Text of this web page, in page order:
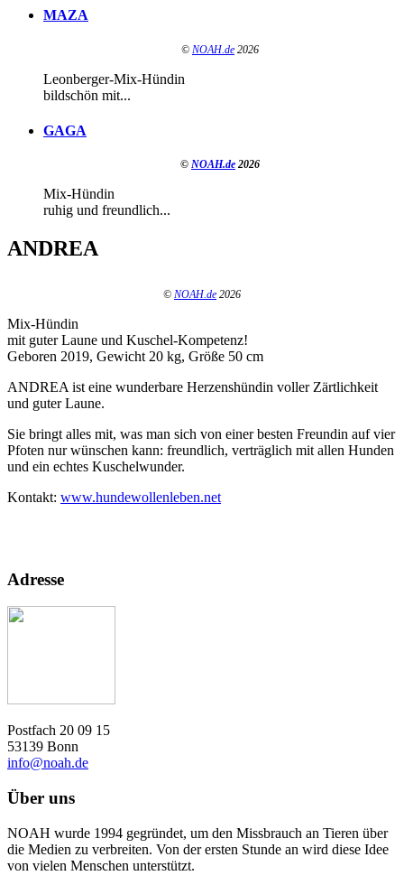
MAZA
© NOAH.de 2026
Leonberger-Mix-Hündin
bildschön mit...
GAGA
© NOAH.de 2026
Mix-Hündin
ruhig und freundlich...
ANDREA
© NOAH.de 2026
Mix-Hündin
mit guter Laune und Kuschel-Kompetenz!
Geboren 2019, Gewicht 20 kg, Größe 50 cm
ANDREA ist eine wunderbare Herzenshündin voller Zärtlichkeit
und guter Laune.
Sie bringt alles mit, was man sich von einer besten Freundin auf vier
Pfoten nur wünschen kann: freundlich, verträglich mit allen Hunden
und ein echtes Kuschelwunder.
Kontakt: www.hundewollenleben.net
Adresse
Postfach 20 09 15
53139 Bonn
info@noah.de
Über uns
NOAH wurde 1994 gegründet, um den Missbrauch an Tieren über
die Medien zu verbreiten. Von der ersten Stunde an wird diese Idee
von vielen Menschen unterstützt.